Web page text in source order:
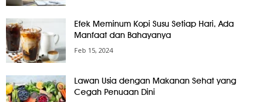
Efek Meminum Kopi Susu Setiap Hari, Ada
Manfaat dan Bahayanya
Feb 15, 2024
Lawan Usia dengan Makanan Sehat yang
Cegah Penuaan Dini